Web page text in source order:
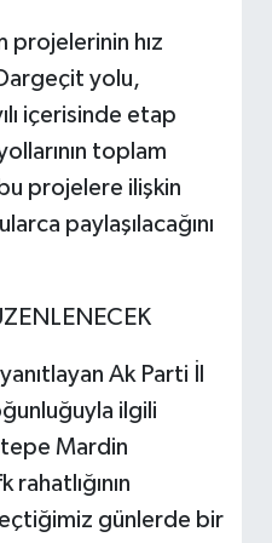
projelerinin hız
yolu,
içerisinde etap
toplam
projelere ilişkin
paylaşılacağını
Ak Parti İl
ilgili
Mardin
rahatlığının
günlerde bir